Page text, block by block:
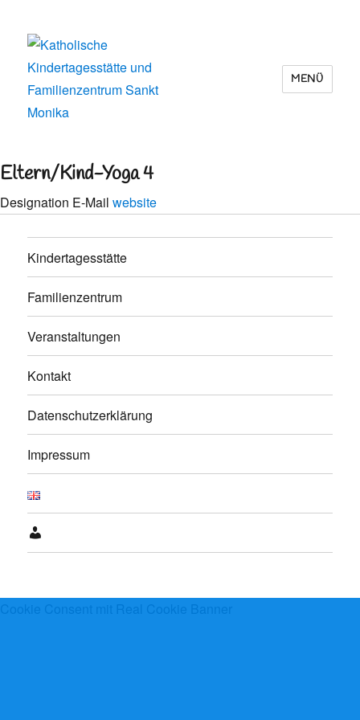
Familienzentrum Sankt Monika
MENÜ
Eltern/Kind-Yoga 4
Designation E-Mail website
Kindertagesstätte
Familienzentrum
Veranstaltungen
Kontakt
Datenschutzerklärung
Impressum